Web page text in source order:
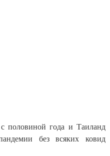
половиной года и Таиланд
без всяких ковид